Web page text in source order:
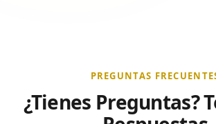
PREGUNTAS
¿Tienes Preguntas?